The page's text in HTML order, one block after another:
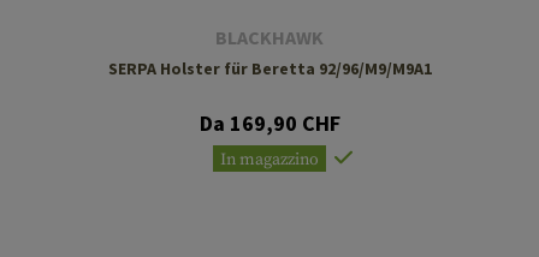
BLACKHAWK
SERPA Holster für Beretta 92/96/M9/M9A1
Da 169,90 CHF
In magazzino